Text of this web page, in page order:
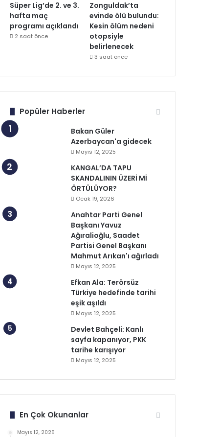
Süper Lig’de 2. ve 3.
hafta maç
programı açıklandı
2 saat önce
Zonguldak’ta
evinde ölü bulundu:
Kesin ölüm nedeni
otopsiyle
belirlenecek
3 saat önce
Popüler Haberler
Bakan Güler
Azerbaycan'a gidecek
Mayıs 12, 2025
KANGAL’DA TAPU
SKANDALININ ÜZERİ Mİ
ÖRTÜLÜYOR?
Ocak 19, 2026
Anahtar Parti Genel
Başkanı Yavuz
Ağıralioğlu, Saadet
Partisi Genel Başkanı
Mahmut Arıkan'ı ağırladı
Mayıs 12, 2025
Efkan Ala: Terörsüz
Türkiye hedefinde tarihi
eşik aşıldı
Mayıs 12, 2025
Devlet Bahçeli: Kanlı
sayfa kapanıyor, PKK
tarihe karışıyor
Mayıs 12, 2025
En Çok Okunanlar
Mayıs 12, 2025